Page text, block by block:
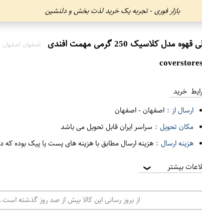
بازار فوری - تجربه یک خرید لذت بخش و دلنشین
مدل کلاسیک 250 گرمی مهمت افندی اصفهان اصفهان
خرید
ارسال از : اصفهان-اصفهان
مکان تحویل : سراسر ایران قابل تحویل می باشد
هزینه ارسال : هزینه ارسال مطابق با هزینه های پست یا پیک بوده
بیشتر ❯
از بروز رسانی این کالا بیش از صد روز گذشته